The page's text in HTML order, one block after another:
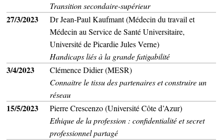
Transition secondaire-supérieur
27/3/2023
Dr Jean-Paul Kaufmant (Médecin du travail et
Médecin au Service de Santé Universitaire,
Université de Picardie Jules Verne)
Handicaps liés à la grande fatigabilité
3/4/2023
Clémence Didier (MESR)
Connaitre le tissu des partenaires et construire un
réseau
15/5/2023
Pierre Crescenzo (Université Côte d’Azur)
Ethique de la profession : confidentialité et secret
professionnel partagé